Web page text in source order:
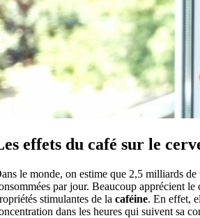
effets du café sur le
le monde, on estime que 2,5 milliards de
par jour. Beaucoup apprécient le
stimulantes de la caféine. En effet,
dans les heures qui suivent sa